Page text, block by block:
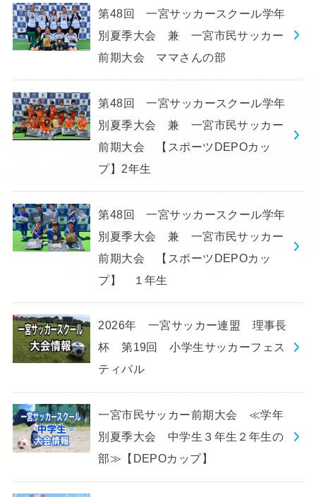
第48回 一宮サッカースクール学年
別夏季大会 兼 一宮市民サッカー
前期大会 ママさんの部
第48回 一宮サッカースクール学年
別夏季大会 兼 一宮市民サッカー
前期大会 【スポーツDEPOカッ
プ】2年生
第48回 一宮サッカースクール学年
別夏季大会 兼 一宮市民サッカー
前期大会 【スポーツDEPOカッ
プ】 １年生
2026年 一宮サッカー連盟 理事長
杯 第19回 小学生サッカーフェス
ティバル
一宮市民サッカー前期大会 ≪学年
別夏季大会 中学生３年生２年生の
部≫【DEPOカップ】